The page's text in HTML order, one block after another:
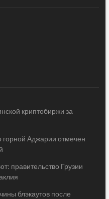
криптобиржи за
горной Аджарии отмечен
правительство Грузии
блэкаутов после